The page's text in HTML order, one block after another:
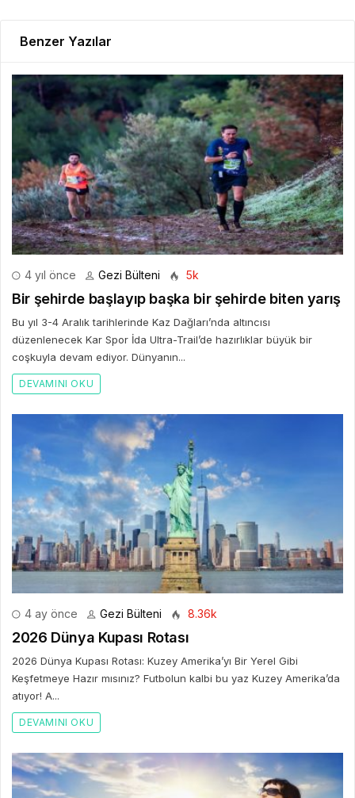
Benzer Yazılar
4 yıl önce Gezi Bülteni 5k
Bir şehirde başlayıp başka bir şehirde biten yarış
Bu yıl 3-4 Aralık tarihlerinde Kaz Dağları’nda altıncısı
düzenlenecek Kar Spor İda Ultra-Trail’de hazırlıklar büyük bir
coşkuyla devam ediyor. Dünyanın...
DEVAMINI OKU
4 ay önce Gezi Bülteni 8.36k
2026 Dünya Kupası Rotası
2026 Dünya Kupası Rotası: Kuzey Amerika’yı Bir Yerel Gibi
Keşfetmeye Hazır mısınız? Futbolun kalbi bu yaz Kuzey Amerika’da
atıyor! A...
DEVAMINI OKU